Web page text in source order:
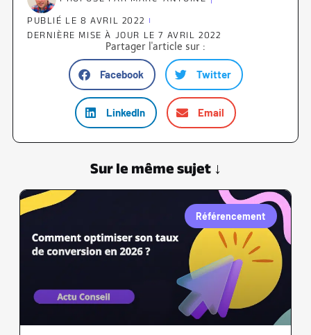
PUBLIÉ LE 8 AVRIL 2022
DERNIÈRE MISE À JOUR LE 7 AVRIL 2022
Partager l'article sur :
Facebook Twitter
LinkedIn Email
Sur le même sujet ↓
Référencement